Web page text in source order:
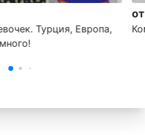
Турция, Европа,